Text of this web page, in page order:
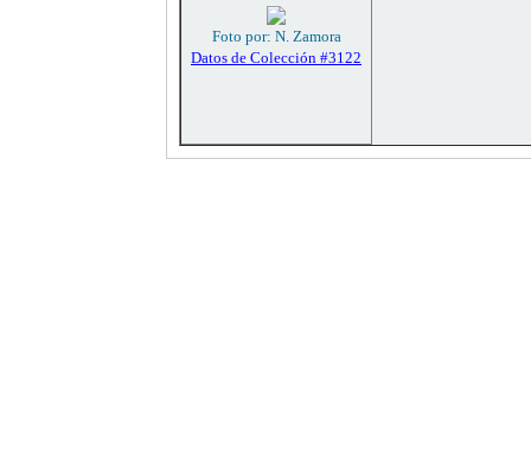
Foto por: N. Zamora
Datos de Colección #3122